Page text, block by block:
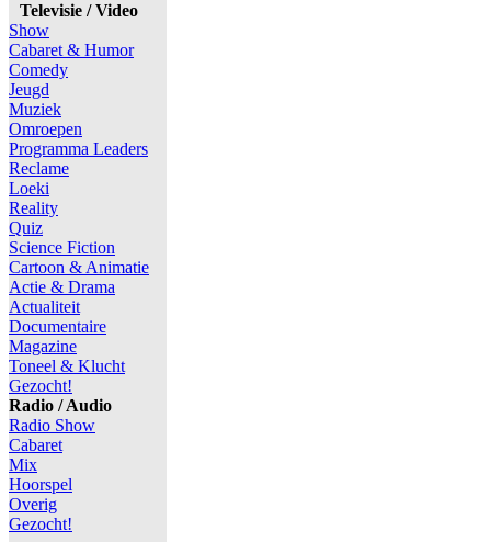
Televisie / Video
Show
Cabaret & Humor
Comedy
Jeugd
Muziek
Omroepen
Programma Leaders
Reclame
Loeki
Reality
Quiz
Science Fiction
Cartoon & Animatie
Actie & Drama
Actualiteit
Documentaire
Magazine
Toneel & Klucht
Gezocht!
Radio / Audio
Radio Show
Cabaret
Mix
Hoorspel
Overig
Gezocht!